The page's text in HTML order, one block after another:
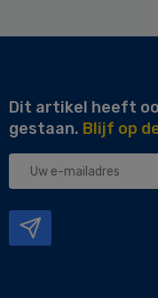
Dit artikel heeft
gestaan. Blijf op
Uw